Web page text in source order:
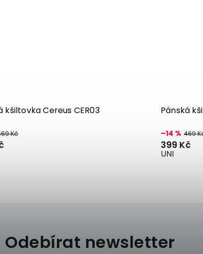
kšiltovka Cereus CER03
Kč
Pánská
–14 % 469
399 Kč
UNI
Odebírat newsletter